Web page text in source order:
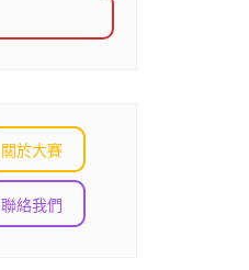
關於大賽
聯絡我們